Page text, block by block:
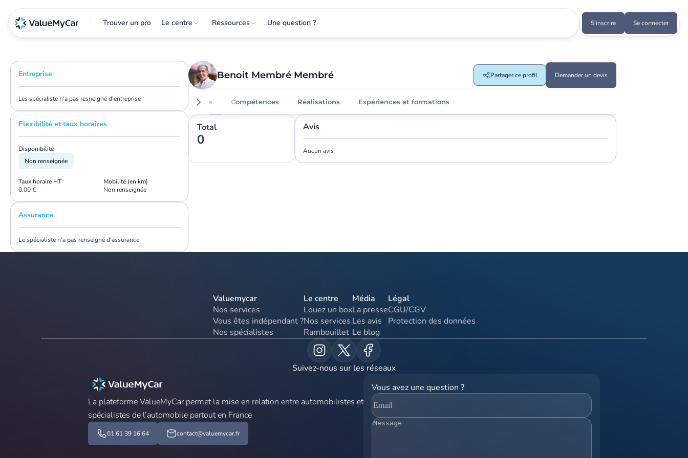
Trouver un pro Le centre Ressources Une question ? S'inscrire Se connecter
Entreprise
Les spécialiste n'a pas resneigné d'entreprise
Flexibilité et taux horaires
Disponibilité
Non renseignée
Taux horaire HT
0,00 €
Mobilité (en km)
Non renseignée
Assurance
Le spécialiste n'a pas renseigné d'assurance
Benoit Membré Membré Partager ce profil Demander un devis
Avis Compétences Réalisations Expériences et formations
Total
0
Avis
Aucun avis
Valuemycar
Nos services
Vous êtes indépendant ?
Nos spécialistes
Le centre
Louez un box
Nos services
Rambouillet
Média
La presse
Les avis
Le blog
Légal
CGU/CGV
Protection des données
Suivez-nous sur les réseaux
La plateforme ValueMyCar permet la mise en relation entre automobilistes et
spécialistes de l’automobile partout en France
01 61 39 16 64 contact@valuemycar.fr
Vous avez une question ?